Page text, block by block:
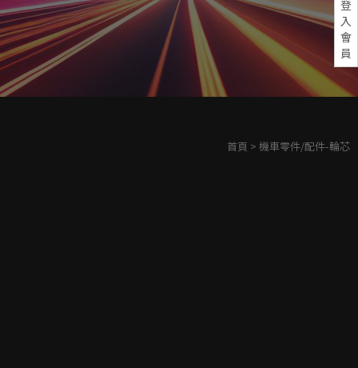
登
入
會
員
首頁 > 機車零件/配件-輪芯